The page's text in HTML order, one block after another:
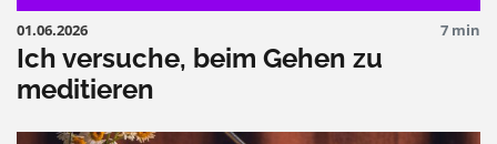
01.06.2026 7 min
Ich versuche, beim Gehen zu
meditieren